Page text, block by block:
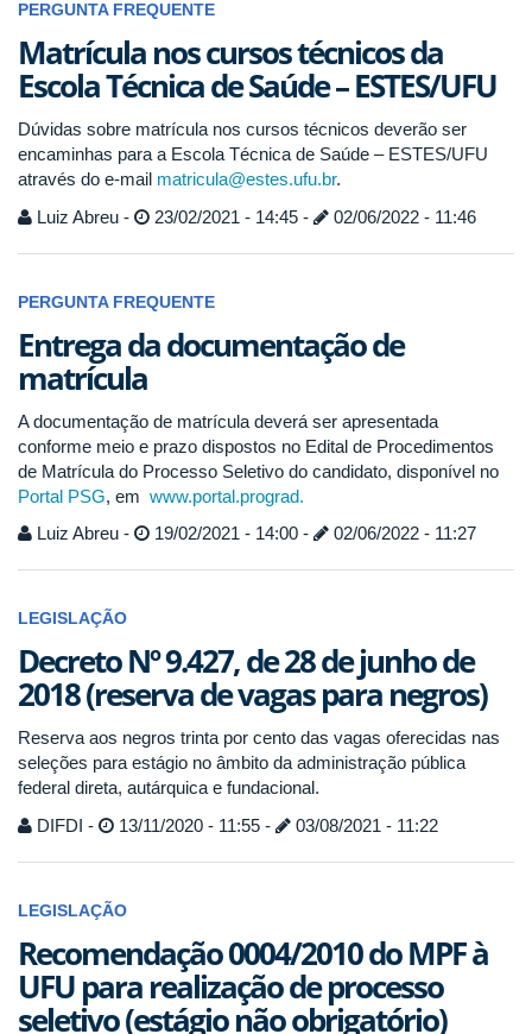
PERGUNTA FREQUENTE
Matrícula nos cursos técnicos da
Escola Técnica de Saúde – ESTES/UFU
Dúvidas sobre matrícula nos cursos técnicos deverão ser
encaminhas para a Escola Técnica de Saúde – ESTES/UFU
através do e-mail matricula@estes.ufu.br.
Luiz Abreu -
23/02/2021 - 14:45 - 02/06/2022 - 11:46
PERGUNTA FREQUENTE
Entrega da documentação de
matrícula
A documentação de matrícula deverá ser apresentada
conforme meio e prazo dispostos no Edital de Procedimentos
de Matrícula do Processo Seletivo do candidato, disponível no
Portal PSG, em www.portal.prograd.
Luiz Abreu -
19/02/2021 - 14:00 - 02/06/2022 - 11:27
LEGISLAÇÃO
Decreto Nº 9.427, de 28 de junho de
2018 (reserva de vagas para negros)
Reserva aos negros trinta por cento das vagas oferecidas nas
seleções para estágio no âmbito da administração pública
federal direta, autárquica e fundacional.
DIFDI -
13/11/2020 - 11:55 - 03/08/2021 - 11:22
LEGISLAÇÃO
Recomendação 0004/2010 do MPF à
UFU para realização de processo
seletivo (estágio não obrigatório)